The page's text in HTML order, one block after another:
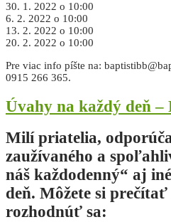
30. 1. 2022 o 10:00
6. 2. 2022 o 10:00
13. 2. 2022 o 10:00
20. 2. 2022 o 10:00
Pre viac info píšte na:
0915 266 365.
Úvahy na každý deň –
Milí priatelia,
zaužívaného a
náš každodenný“ aj
deň. Môžete si
rozhodnúť sa: